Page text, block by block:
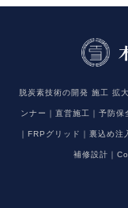
脱炭素技術の開発 施工 拡
ンナー｜直営施工｜予防
｜FRPグリッド｜裏込め
補修設計｜